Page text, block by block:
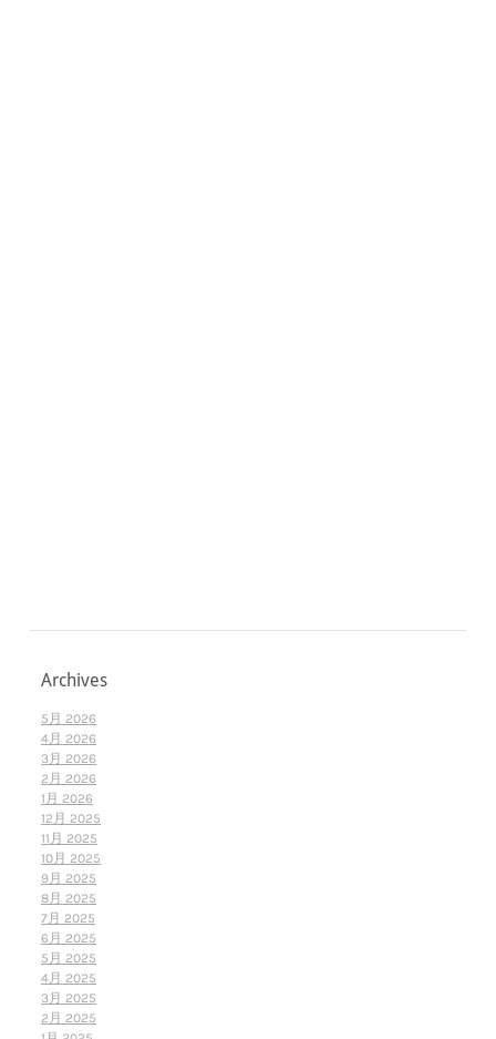
Archives
5月 2026
4月 2026
3月 2026
2月 2026
1月 2026
12月 2025
11月 2025
10月 2025
9月 2025
8月 2025
7月 2025
6月 2025
5月 2025
4月 2025
3月 2025
2月 2025